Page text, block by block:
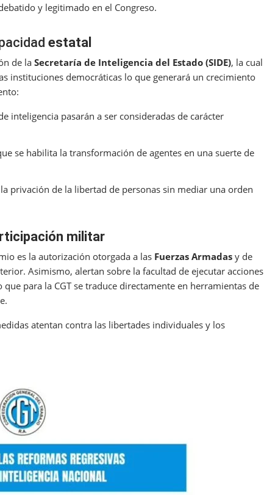
y legitimado en el Congreso.
estatal
de la Secretaría de Inteligencia del Estado (SIDE), la cual
instituciones democráticas lo que generará un crecimiento
inteligencia pasarán a ser consideradas de carácter
se habilita la transformación de agentes en una suerte de
privación de la libertad de personas sin mediar una orden
militar
es la autorización otorgada a las Fuerzas Armadas y de
Asimismo, alertan sobre la facultad de ejecutar acciones
para la CGT se traduce directamente en herramientas de
atentan contra las libertades individuales y los